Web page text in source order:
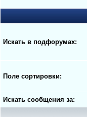
Искать в подфорумах:
Поле сортировки:
Искать сообщения за: